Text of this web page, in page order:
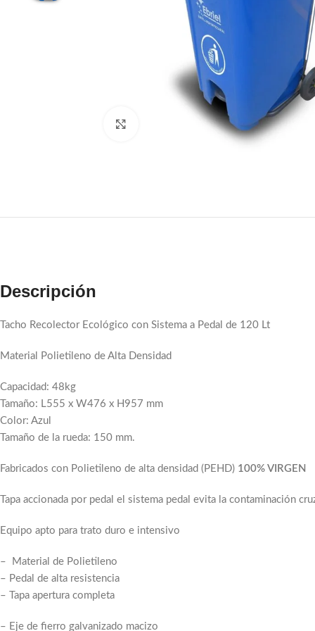
Descripción
Tacho Recolector Ecológico con Sistema a Pedal de 120 Lt
Material Polietileno de Alta Densidad
Capacidad: 48kg
Tamaño: L555 x W476 x H957 mm
Color: Azul
Tamaño de la rueda: 150 mm.
Fabricados con Polietileno de alta densidad (PEHD) 100% VIRGEN
Tapa accionada por pedal el sistema pedal evita la contaminación
Equipo apto para trato duro e intensivo
– Material de Polietileno
– Pedal de alta resistencia
– Tapa apertura completa
– Eje de fierro galvanizado macizo